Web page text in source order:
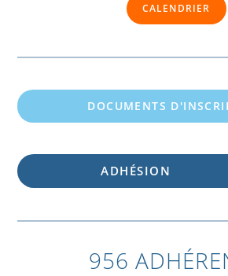
CALENDRIER
DOCUMENTS
ADHÉSION
956